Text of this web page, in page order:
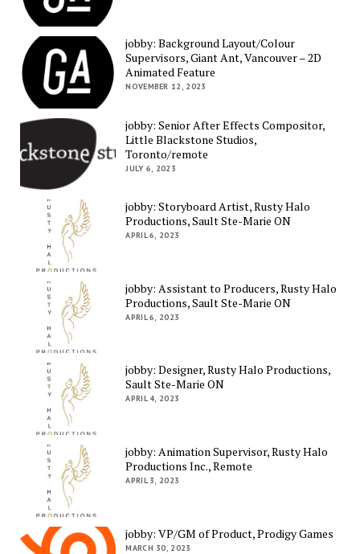
jobby: Background Layout/Colour
Supervisors, Giant Ant, Vancouver – 2D
Animated Feature
NOVEMBER 12, 2023
jobby: Senior After Effects Compositor,
Little Blackstone Studios,
Toronto/remote
JULY 6, 2023
jobby: Storyboard Artist, Rusty Halo
Productions, Sault Ste-Marie ON
APRIL 6, 2023
jobby: Assistant to Producers, Rusty Halo
Productions, Sault Ste-Marie ON
APRIL 6, 2023
jobby: Designer, Rusty Halo Productions,
Sault Ste-Marie ON
APRIL 4, 2023
jobby: Animation Supervisor, Rusty Halo
Productions Inc., Remote
APRIL 3, 2023
jobby: VP/GM of Product, Prodigy Games
MARCH 30, 2023